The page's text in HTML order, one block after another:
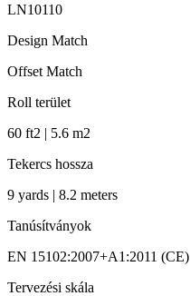
LN10110
Design Match
Offset Match
Roll terület
60 ft2 | 5.6 m2
Tekercs hossza
9 yards | 8.2 meters
Tanúsítványok
EN 15102:2007+A1:2011 (CE)
Tervezési skála